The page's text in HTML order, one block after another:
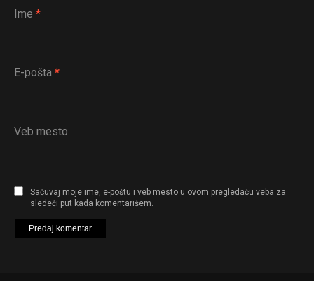
Ime *
E-pošta *
Veb mesto
Sačuvaj moje ime, e-poštu i veb mesto u ovom pregledaču veba za
sledeći put kada komentarišem.